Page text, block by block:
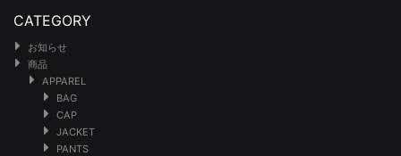
CATEGORY
お知らせ
商品
APPAREL
BAG
CAP
JACKET
PANTS